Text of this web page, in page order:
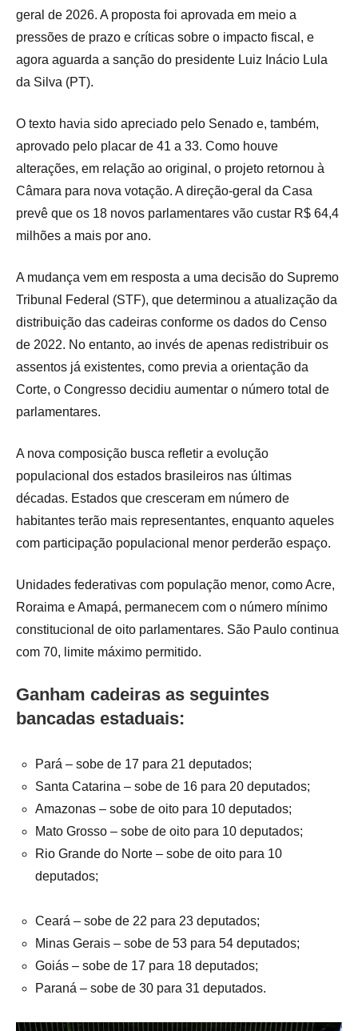
geral de 2026. A proposta foi aprovada em meio a
pressões de prazo e críticas sobre o impacto fiscal, e
agora aguarda a sanção do presidente Luiz Inácio Lula
da Silva (PT).
O texto havia sido apreciado pelo Senado e, também,
aprovado pelo placar de 41 a 33. Como houve
alterações, em relação ao original, o projeto retornou à
Câmara para nova votação. A direção-geral da Casa
prevê que os 18 novos parlamentares vão custar R$ 64,4
milhões a mais por ano.
A mudança vem em resposta a uma decisão do Supremo
Tribunal Federal (STF), que determinou a atualização da
distribuição das cadeiras conforme os dados do Censo
de 2022. No entanto, ao invés de apenas redistribuir os
assentos já existentes, como previa a orientação da
Corte, o Congresso decidiu aumentar o número total de
parlamentares.
A nova composição busca refletir a evolução
populacional dos estados brasileiros nas últimas
décadas. Estados que cresceram em número de
habitantes terão mais representantes, enquanto aqueles
com participação populacional menor perderão espaço.
Unidades federativas com população menor, como Acre,
Roraima e Amapá, permanecem com o número mínimo
constitucional de oito parlamentares. São Paulo continua
com 70, limite máximo permitido.
Ganham cadeiras as seguintes
bancadas estaduais:
Pará – sobe de 17 para 21 deputados;
Santa Catarina – sobe de 16 para 20 deputados;
Amazonas – sobe de oito para 10 deputados;
Mato Grosso – sobe de oito para 10 deputados;
Rio Grande do Norte – sobe de oito para 10
deputados;
Ceará – sobe de 22 para 23 deputados;
Minas Gerais – sobe de 53 para 54 deputados;
Goiás – sobe de 17 para 18 deputados;
Paraná – sobe de 30 para 31 deputados.